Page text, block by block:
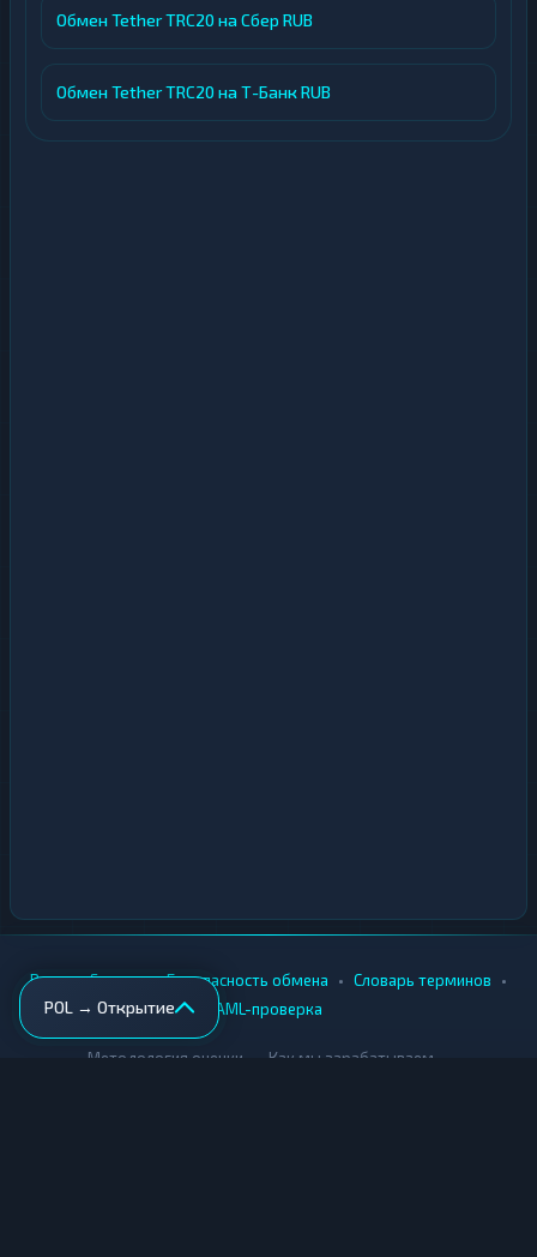
Обмен Tether TRC20 на Сбер RUB
Обмен Tether TRC20 на Т-Банк RUB
POL → Открытие
Вики • Города • Безопасность обмена • Словарь терминов •
AML-проверка
Методология оценки Как мы зарабатываем